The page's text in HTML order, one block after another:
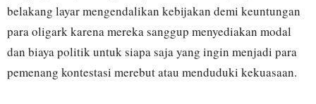
belakang layar mengendalikan kebijakan demi keuntungan
para oligark karena mereka sanggup menyediakan modal
dan biaya politik untuk siapa saja yang ingin menjadi para
pemenang kontestasi merebut atau menduduki kekuasaan.